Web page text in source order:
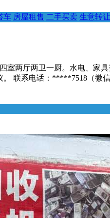
车 房屋租售 二手买卖 生意转让
室两厅两卫一厨。水电、
联系电话：*****7518（微信